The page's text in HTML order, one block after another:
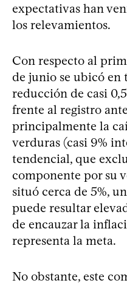
expectativas han
los relevamientos.
Con respecto al
de junio se ubicó en
reducción de casi
frente al registro
principalmente la
verduras (casi 9%
tendencial, que
componente por su
situó cerca de 5%,
puede resultar
de encauzar la
representa la meta.
No obstante, este